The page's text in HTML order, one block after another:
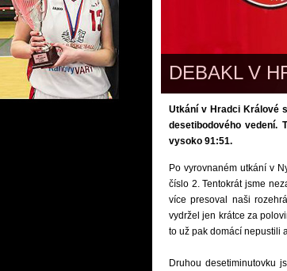
DEBAKL V
Utkání v Hradci Králové
desetibodového vedení.
vysoko 91:51.
Po vyrovnaném utkání v
číslo 2. Tentokrát jsme
více presoval naši
vydržel jen krátce za
to už pak domácí nepustili
Druhou desetiminutovku